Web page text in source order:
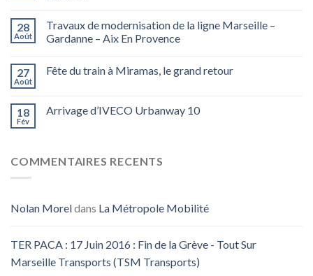
28
Août
Travaux de modernisation de la ligne Marseille –
Gardanne – Aix En Provence
27
Août
Fête du train à Miramas, le grand retour
18
Fév
Arrivage d’IVECO Urbanway 10
COMMENTAIRES RECENTS
Nolan Moreldans La Métropole Mobilité
TER PACA : 17 Juin 2016 : Fin de la Grève - Tout Sur
Marseille Transports (TSM Transports)